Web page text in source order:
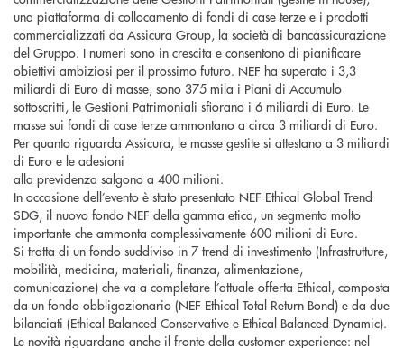
una piattaforma di collocamento di fondi di case terze e i prodotti
commercializzati da Assicura Group, la società di bancassicurazione
del Gruppo. I numeri sono in crescita e consentono di pianificare
obiettivi ambiziosi per il prossimo futuro. NEF ha superato i 3,3
miliardi di Euro di masse, sono 375 mila i Piani di Accumulo
sottoscritti, le Gestioni Patrimoniali sfiorano i 6 miliardi di Euro. Le
masse sui fondi di case terze ammontano a circa 3 miliardi di Euro.
Per quanto riguarda Assicura, le masse gestite si attestano a 3 miliardi
di Euro e le adesioni
alla previdenza salgono a 400 milioni.
In occasione dell’evento è stato presentato NEF Ethical Global Trend
SDG, il nuovo fondo NEF della gamma etica, un segmento molto
importante che ammonta complessivamente 600 milioni di Euro.
Si tratta di un fondo suddiviso in 7 trend di investimento (Infrastrutture,
mobilità, medicina, materiali, finanza, alimentazione,
comunicazione) che va a completare l’attuale offerta Ethical, composta
da un fondo obbligazionario (NEF Ethical Total Return Bond) e da due
bilanciati (Ethical Balanced Conservative e Ethical Balanced Dynamic).
Le novità riguardano anche il fronte della customer experience: nel